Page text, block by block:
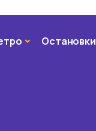
МетроОстановки